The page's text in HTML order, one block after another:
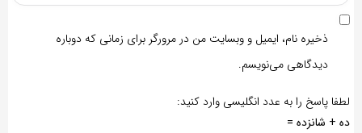
ذخیره نام، ایمیل و وبسایت من در مرورگر برای زمانی که دوباره
دیدگاهی می‌نویسم.
لطفا پاسخ را به عدد انگلیسی وارد کنید:
ده + شانزده =